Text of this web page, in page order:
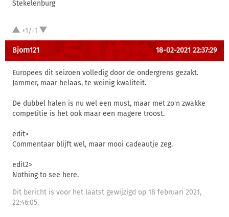
Stekelenburg
+1/-1
Bjorn121 18-02-2021 22:37:29
Europees dit seizoen volledig door de ondergrens gezakt.
Jammer, maar helaas, te weinig kwaliteit.
De dubbel halen is nu wel een must, maar met zo'n zwakke
competitie is het ook maar een magere troost.
edit>
Commentaar blijft wel, maar mooi cadeautje zeg.
edit2>
Nothing to see here.
Dit bericht is voor het laatst gewijzigd op 18 februari 2021,
22:46:05.